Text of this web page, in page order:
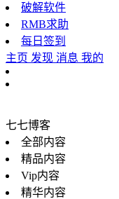
破解软件
RMB求助
每日签到
主页 发现 消息 我的
七七博客
全部内容
精品内容
Vip内容
精华内容